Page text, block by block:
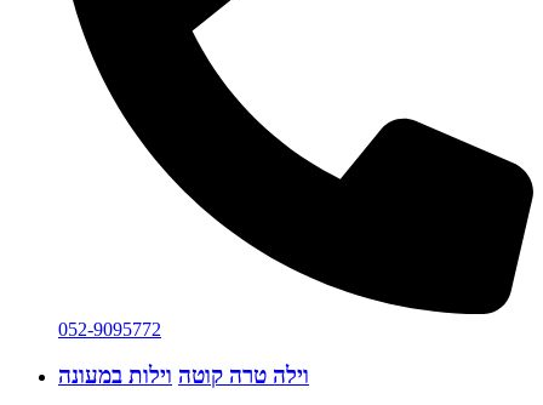
052-9095772
וילה טרה קוטה וילות במעונה